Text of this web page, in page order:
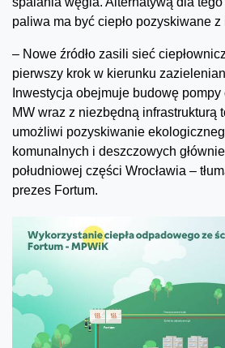
paliwa ma być ciepło pozyskiwane z
– Nowe źródło zasili sieć
pierwszy krok w kierunku
Inwestycja obejmuje budowę pompy
MW wraz z niezbędną infrastrukturą
umożliwi pozyskiwanie
komunalnych i deszczowych
południowej części Wrocławia –
prezes Fortum.